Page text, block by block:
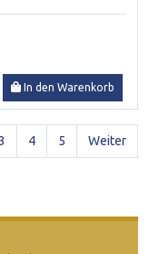
In den Warenkorb
4 5 Weiter